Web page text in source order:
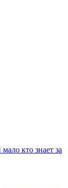
кто знает за